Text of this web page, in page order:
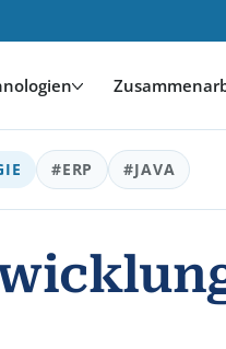
#ERP #JAVA